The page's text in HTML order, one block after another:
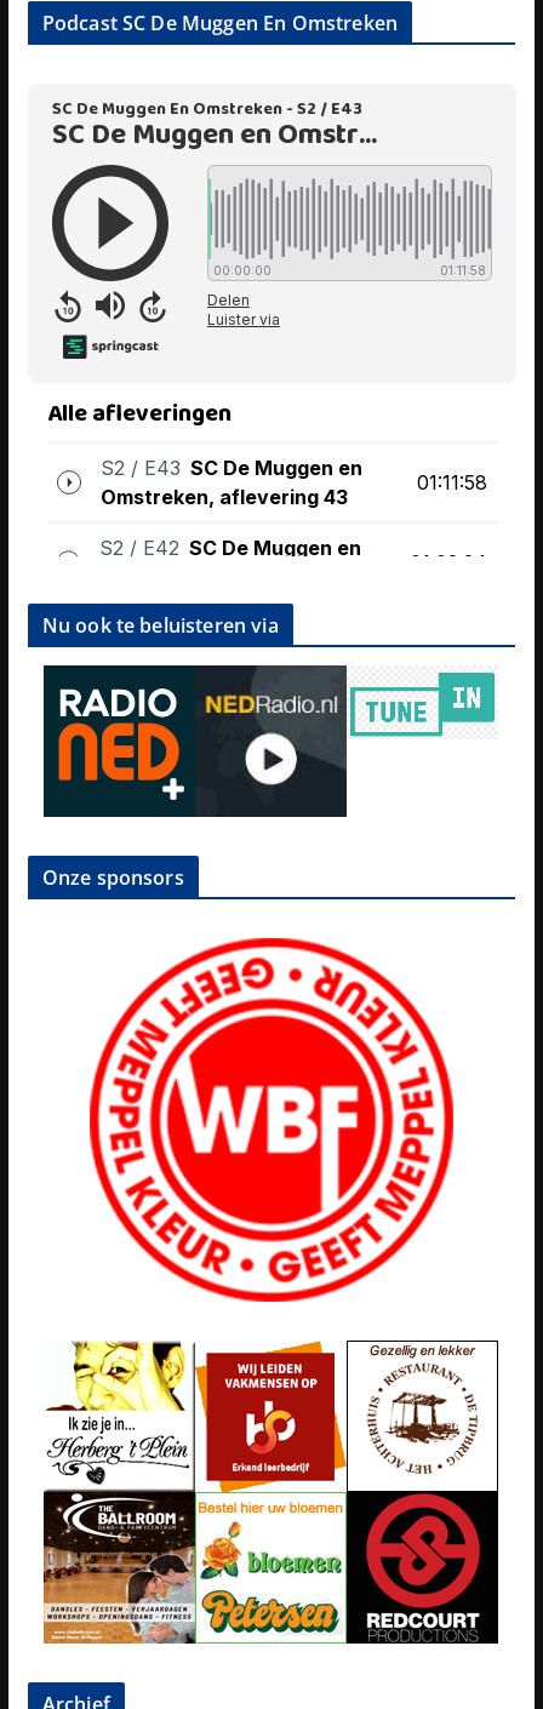
Podcast SC De Muggen En Omstreken
Nu ook te beluisteren via
Onze sponsors